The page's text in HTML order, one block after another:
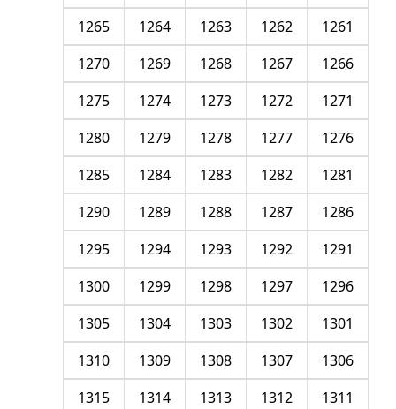
1261
1262
1263
1264
1265
1266
1267
1268
1269
1270
1271
1272
1273
1274
1275
1276
1277
1278
1279
1280
1281
1282
1283
1284
1285
1286
1287
1288
1289
1290
1291
1292
1293
1294
1295
1296
1297
1298
1299
1300
1301
1302
1303
1304
1305
1306
1307
1308
1309
1310
1311
1312
1313
1314
1315